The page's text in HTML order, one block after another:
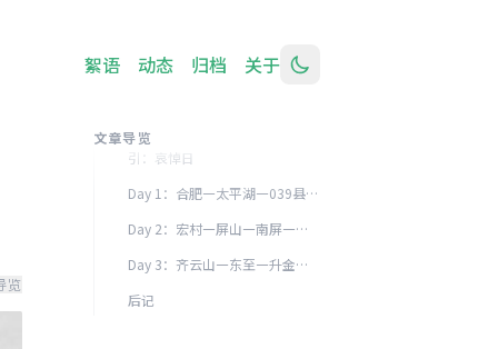
絮语 动态 归档 关于
览
文章导览
引：哀悼日 ​
Day 1：合肥—太平湖—039县道—宏村 ​
Day 2：宏村—屏山—南屏—齐云山 ​
Day 3：齐云山—东至—升金湖—浮山—合肥 ​
后记 ​